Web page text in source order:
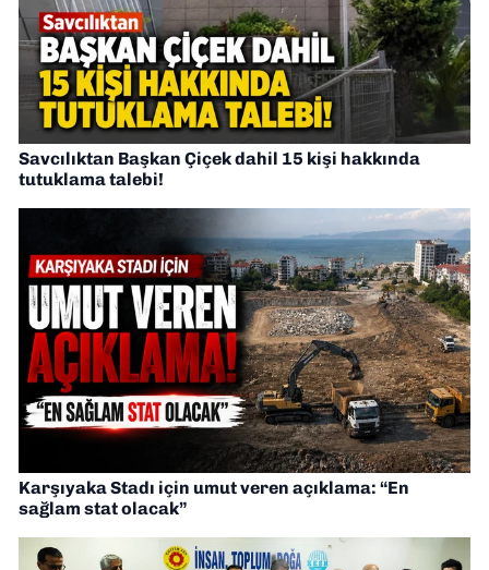
Savcılıktan Başkan Çiçek dahil 15 kişi hakkında
tutuklama talebi!
Karşıyaka Stadı için umut veren açıklama: “En
sağlam stat olacak”